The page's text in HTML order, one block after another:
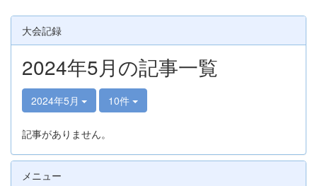
大会記録
2024年5月の記事一覧
2024年5月 10件
記事がありません。
メニュー